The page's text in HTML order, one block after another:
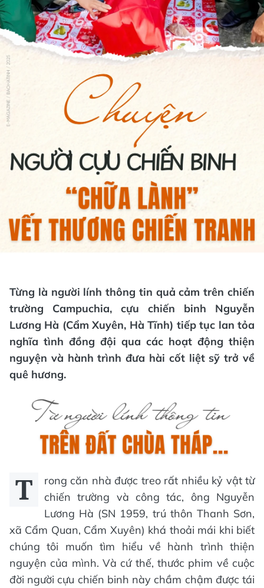
Từng là người lính thông tin quả cảm trên chiến
trường Campuchia, cựu chiến binh Nguyễn
Lương Hà (Cẩm Xuyên, Hà Tĩnh) tiếp tục lan tỏa
nghĩa tình đồng đội qua các hoạt động thiện
nguyện và hành trình đưa hài cốt liệt sỹ trở về
quê hương.
T
rong căn nhà được treo rất nhiều kỷ vật từ
chiến trường và công tác, ông Nguyễn
Lương Hà (SN 1959, trú thôn Thanh Sơn,
xã Cẩm Quan, Cẩm Xuyên) khá thoải mái khi biết
chúng tôi muốn tìm hiểu về hành trình thiện
nguyện của mình. Và cứ thế, thước phim về cuộc
đời người cựu chiến binh này chầm chậm được tái